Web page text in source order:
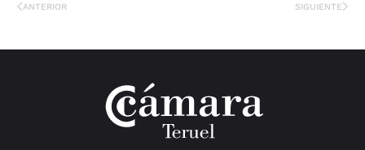
ANTERIOR SIGUIENTE